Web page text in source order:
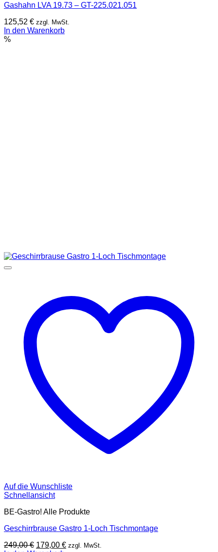
Gashahn LVA 19.73 – GT-225.021.051
125,52 € zzgl. MwSt.
In den Warenkorb
%
Auf die Wunschliste
Schnellansicht
BE-Gastro! Alle Produkte
Geschirrbrause Gastro 1-Loch Tischmontage
249,00€ Ursprünglicher
179,00 €Aktueller
zzgl. MwSt.